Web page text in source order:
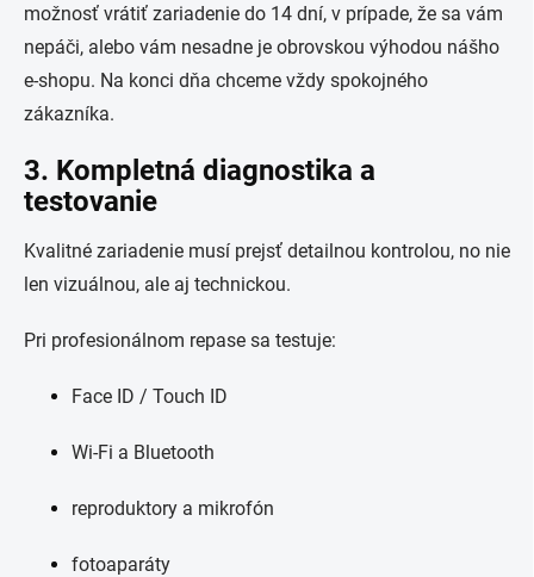
možnosť vrátiť zariadenie do 14 dní, v prípade, že sa vám
nepáči, alebo vám nesadne je obrovskou výhodou nášho
e-shopu. Na konci dňa chceme vždy spokojného
zákazníka.
3. Kompletná diagnostika a
testovanie
Kvalitné zariadenie musí prejsť detailnou kontrolou, no nie
len vizuálnou, ale aj technickou.
Pri profesionálnom repase sa testuje:
Face ID / Touch ID
Wi-Fi a Bluetooth
reproduktory a mikrofón
fotoaparáty